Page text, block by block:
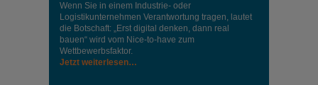
Wenn Sie in einem Industrie‑ oder
Logistikunternehmen Verantwortung tragen, lautet
die Botschaft: „Erst digital denken, dann real
bauen“ wird vom Nice‑to‑have zum
Wettbewerbsfaktor.
Jetzt weiterlesen…